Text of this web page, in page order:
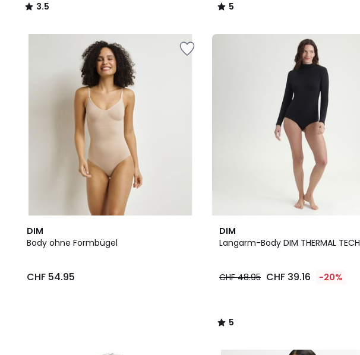
3.5
/
5
/
DIM
Body ohne Formbügel
CHF 54.95
DIM
Langarm-Body DIM THERMAL TECH
CHF 48.95 CHF 39.16 -20%
5
/
5
/